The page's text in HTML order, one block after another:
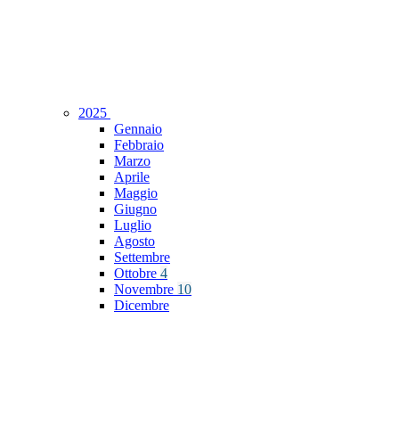
2025
Gennaio
Febbraio
Marzo
Aprile
Maggio
Giugno
Luglio
Agosto
Settembre
Ottobre 4
Novembre 10
Dicembre